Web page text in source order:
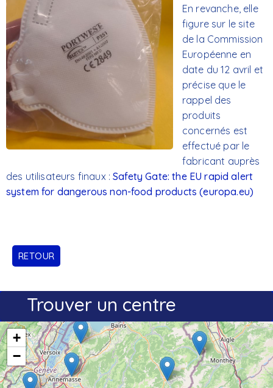
En revanche, elle
figure sur le site
de la Commission
Européenne en
date du 12 avril et
précise que le
rappel des
produits
concernés est
effectué par le
fabricant auprès
des utilisateurs finaux :Safety Gate: the EU rapid alert
system for dangerous non-food products (europa.eu)
RETOUR
Trouver un centre
+
−